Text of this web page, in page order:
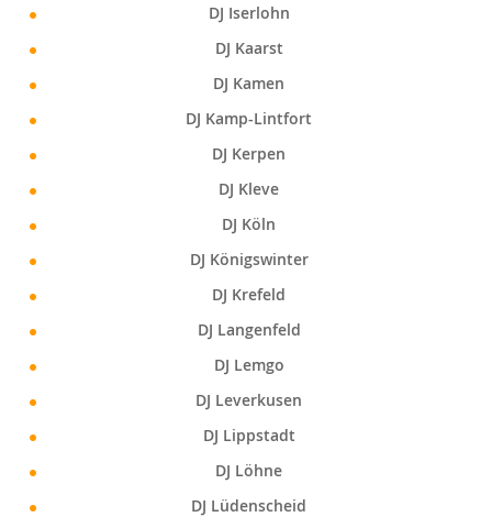
DJ Iserlohn
DJ Kaarst
DJ Kamen
DJ Kamp-Lintfort
DJ Kerpen
DJ Kleve
DJ Köln
DJ Königswinter
DJ Krefeld
DJ Langenfeld
DJ Lemgo
DJ Leverkusen
DJ Lippstadt
DJ Löhne
DJ Lüdenscheid